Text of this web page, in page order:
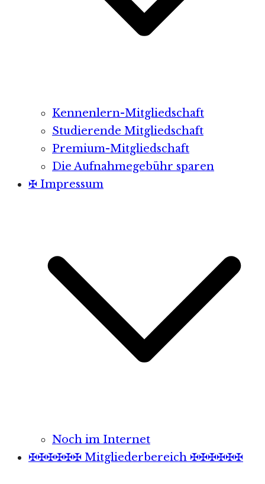
Kennenlern-Mitgliedschaft
Studierende Mitgliedschaft
Premium-Mitgliedschaft
Die Aufnahmegebühr sparen
✠ Impressum
Noch im Internet
✠✠✠✠✠✠ Mitgliederbereich ✠✠✠✠✠✠